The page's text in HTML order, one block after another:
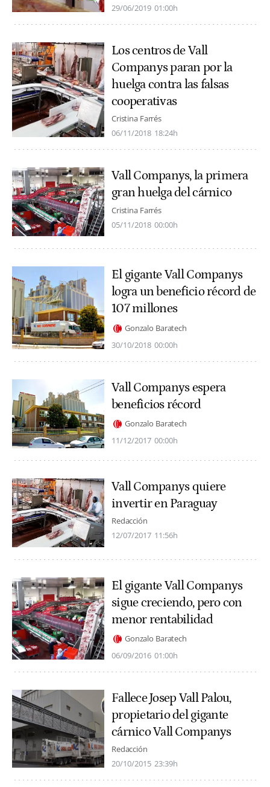
29/06/2019 01:00h
Los centros de Vall
Companys paran por la
huelga contra las falsas
cooperativas
Cristina Farrés
06/11/2018 18:24h
Vall Companys, la primera
gran huelga del cárnico
Cristina Farrés
05/11/2018 00:00h
El gigante Vall Companys
logra un beneficio récord de
107 millones
Gonzalo Baratech
30/10/2018 00:00h
Vall Companys espera
beneficios récord
Gonzalo Baratech
11/12/2017 00:00h
Vall Companys quiere
invertir en Paraguay
Redacción
12/07/2017 11:56h
El gigante Vall Companys
sigue creciendo, pero con
menor rentabilidad
Gonzalo Baratech
06/09/2016 01:00h
Fallece Josep Vall Palou,
propietario del gigante
cárnico Vall Companys
Redacción
20/10/2015 23:39h